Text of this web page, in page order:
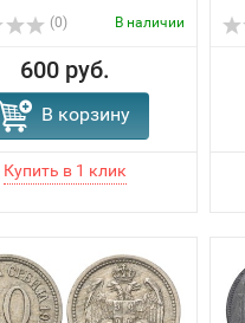
(0) В наличии
600 руб.
В корзину